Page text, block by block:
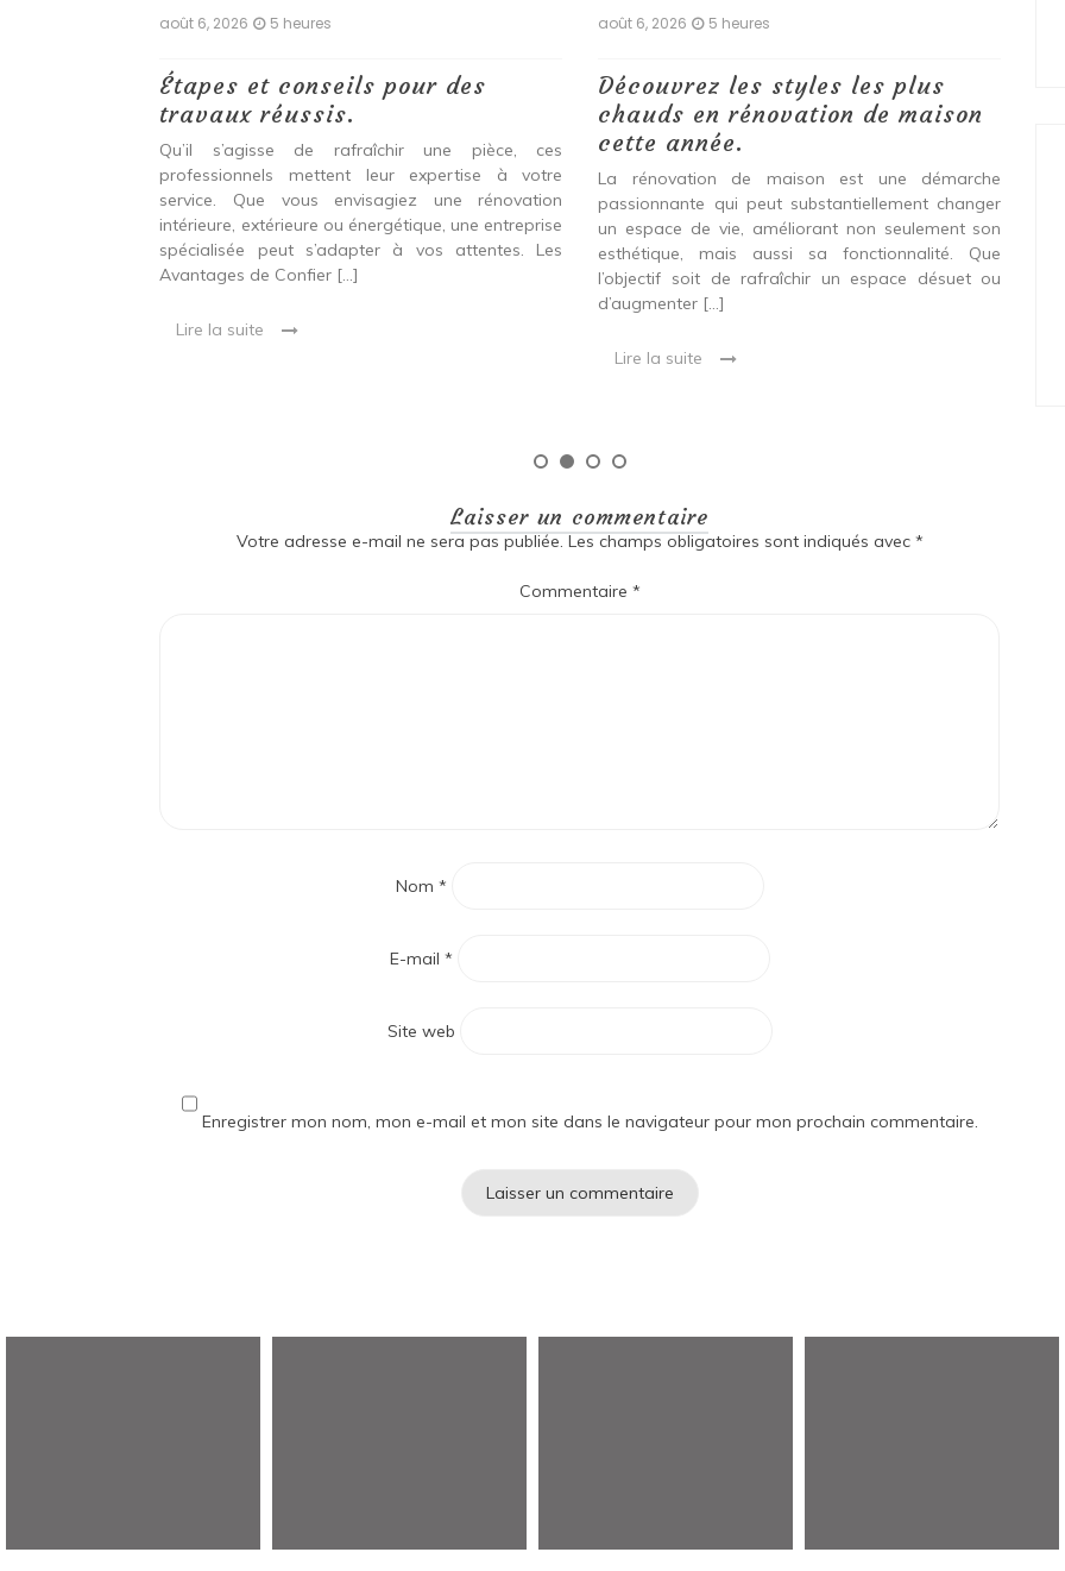
août 6, 2026 5 heures
Étapes et conseils pour des
travaux réussis.
Qu’il s’agisse de rafraîchir une pièce, ces
professionnels mettent leur expertise à votre
service. Que vous envisagiez une rénovation
intérieure, extérieure ou énergétique, une entreprise
spécialisée peut s’adapter à vos attentes. Les
Avantages de Confier […]
Lire la suite
août 6, 2026 5 heures
Découvrez les styles les plus
chauds en rénovation de maison
cette année.
La rénovation de maison est une démarche
passionnante qui peut substantiellement changer
un espace de vie, améliorant non seulement son
esthétique, mais aussi sa fonctionnalité. Que
l’objectif soit de rafraîchir un espace désuet ou
d’augmenter […]
Lire la suite
Laisser un commentaire
Votre adresse e-mail ne sera pas publiée. Les champs obligatoires sont indiqués avec *
Commentaire *
Nom *
E-mail *
Site web
Enregistrer mon nom, mon e-mail et mon site dans le navigateur pour mon prochain commentaire.